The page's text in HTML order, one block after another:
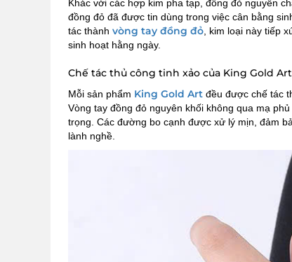
Khác với các hợp kim pha tạp, đồng đỏ nguyên
đồng đỏ đã được tin dùng trong việc cân bằng
tác thành vòng tay đồng đỏ , kim loại này tiếp
sinh hoạt hằng ngày.
Chế tác thủ công tinh xảo của King Gold Art
Mỗi sản phẩm King Gold Art đều được chế tác
Vòng tay đồng đỏ nguyên khối không qua mạ
trọng. Các đường bo cạnh được xử lý mịn, đảm
lành nghề.